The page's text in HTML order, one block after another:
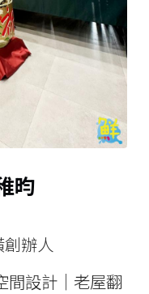
昀
辦人
間設計│老屋翻